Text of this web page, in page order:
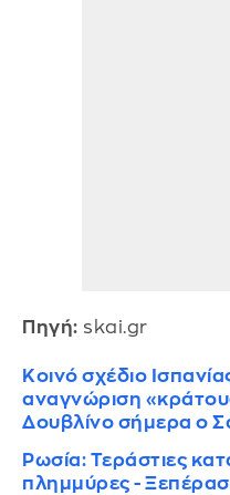
Πηγή: skai.gr
Κοινό σχέδιο
αναγνώριση
Δουβλίνο σήμερα ο
Ρωσία: Τεράστιες
πλημμύρες -